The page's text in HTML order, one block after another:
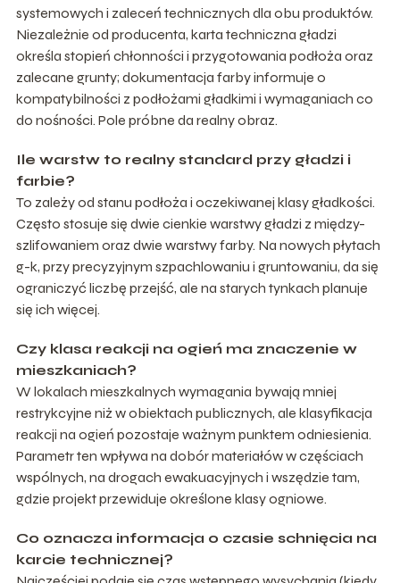
systemowych i zaleceń technicznych dla obu produktów.
Niezależnie od producenta, karta techniczna gładzi
określa stopień chłonności i przygotowania podłoża oraz
zalecane grunty; dokumentacja farby informuje o
kompatybilności z podłożami gładkimi i wymaganiach co
do nośności. Pole próbne da realny obraz.
Ile warstw to realny standard przy gładzi i
farbie?
To zależy od stanu podłoża i oczekiwanej klasy gładkości.
Często stosuje się dwie cienkie warstwy gładzi z między-
szlifowaniem oraz dwie warstwy farby. Na nowych płytach
g-k, przy precyzyjnym szpachlowaniu i gruntowaniu, da się
ograniczyć liczbę przejść, ale na starych tynkach planuje
się ich więcej.
Czy klasa reakcji na ogień ma znaczenie w
mieszkaniach?
W lokalach mieszkalnych wymagania bywają mniej
restrykcyjne niż w obiektach publicznych, ale klasyfikacja
reakcji na ogień pozostaje ważnym punktem odniesienia.
Parametr ten wpływa na dobór materiałów w częściach
wspólnych, na drogach ewakuacyjnych i wszędzie tam,
gdzie projekt przewiduje określone klasy ogniowe.
Co oznacza informacja o czasie schnięcia na
karcie technicznej?